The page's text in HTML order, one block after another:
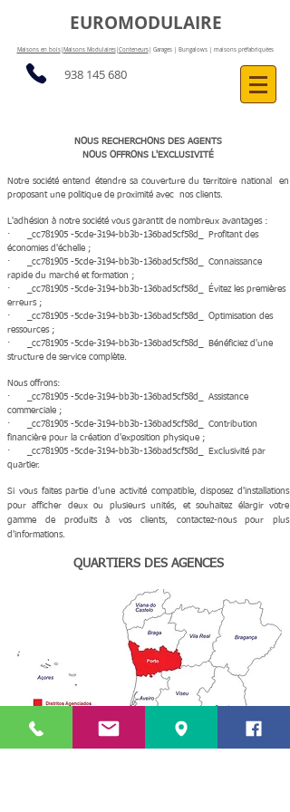
EUROMODULAIRE
Maisons en bois| Maisons Modulaires| Conteneurs| Garages | Bungalows | maisons préfabriquées
938 145 680
NOUS RECHERCHONS DES AGENTS
NOUS OFFRONS L'EXCLUSIVITÉ
Notre société entend étendre sa couverture du territoire national en
proposant une politique de proximité avec nos clients.
L'adhésion à notre société vous garantit de nombreux avantages :
· _cc781905 -5cde-3194-bb3b-136bad5cf58d_ Profitant des
économies d'échelle ;
· _cc781905 -5cde-3194-bb3b-136bad5cf58d_ Connaissance
rapide du marché et formation ;
· _cc781905 -5cde-3194-bb3b-136bad5cf58d_ Évitez les premières
erreurs ;
· _cc781905 -5cde-3194-bb3b-136bad5cf58d_ Optimisation des
ressources ;
· _cc781905 -5cde-3194-bb3b-136bad5cf58d_ Bénéficiez d'une
structure de service complète.
Nous offrons:
· _cc781905 -5cde-3194-bb3b-136bad5cf58d_ Assistance
commerciale ;
· _cc781905 -5cde-3194-bb3b-136bad5cf58d_ Contribution
financière pour la création d'exposition physique ;
· _cc781905 -5cde-3194-bb3b-136bad5cf58d_ Exclusivité par
quartier.
Si vous faites partie d'une activité compatible, disposez d'installations
pour afficher deux ou plusieurs unités, et souhaitez élargir votre
gamme de produits à vos clients, contactez-nous pour plus
d'informations.
QUARTIERS DES AGENCES